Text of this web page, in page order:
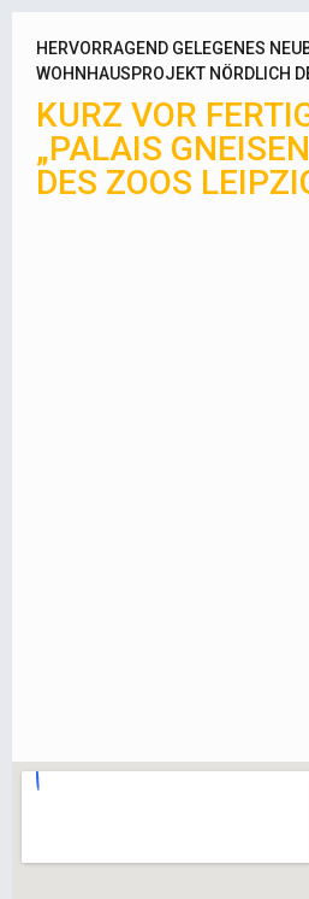
HERVORRAGEND GELEGENES
WOHNHAUSPROJEKT NÖRDLICH
KURZ VOR
„PALAIS
DES ZOOS